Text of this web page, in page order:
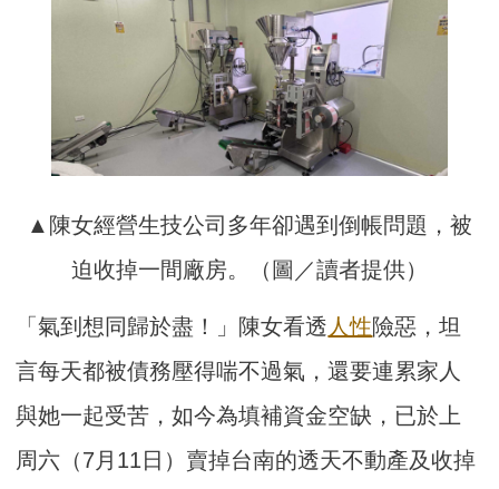
▲陳女經營生技公司多年卻遇到倒帳問題，被
迫收掉一間廠房。（圖／讀者提供）
「氣到想同歸於盡！」陳女看透 人性險惡，坦
言每天都被債務壓得喘不過氣，還要連累家人
與她一起受苦，如今為填補資金空缺，已於上
周六（7月11日）賣掉台南的透天不動產及收掉